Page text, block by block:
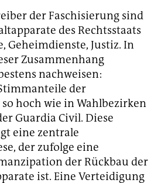
der Faschisierung sind
des Rechtsstaats
Geheimdienste, Justiz. In
Zusammenhang
nachweisen:
der
hoch wie in Wahlbezirken
Guardia Civil. Diese
eine zentrale
der zufolge eine
der Rückbau der
ist. Eine Verteidigung